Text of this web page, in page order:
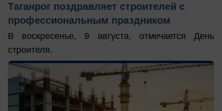
Таганрог поздравляет строителей с
профессиональным праздником
В воскресенье, 9 августа, отмечается День
строителя.